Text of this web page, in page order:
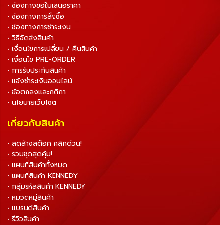
• ช่องทางขอใบเสนอราคา
• ช่องทางการสั่งซื้อ
• ช่องทางการชำระเงิน
• วิธีจัดส่งสินค้า
• เงื่อนไขการเปลี่ยน / คืนสินค้า
• เงื่อนไข PRE-ORDER
• การรับประกันสินค้า
• แจ้งชำระเงินออนไลน์
• ข้อตกลงและกติกา
• นโยบายเว็บไซต์
เกี่ยวกับสินค้า
• ลดล้างสต็อค คลิกด่วน!
• รวมชุดสุดคุ้ม!
• แผนที่สินค้าทั้งหมด
• แผนที่สินค้า KENNEDY
• กลุ่มรหัสสินค้า KENNEDY
• หมวดหมู่สินค้า
• แบรนด์สินค้า
• รีวิวสินค้า